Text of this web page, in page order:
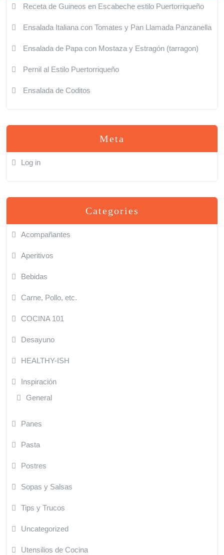
Receta de Guineos en Escabeche estilo Puertorriqueño
Ensalada Italiana con Tomates y Pan Llamada Panzanella
Ensalada de Papa con Mostaza y Estragón (tarragon)
Pernil al Estilo Puertorriqueño
Ensalada de Coditos
Meta
Log in
Categories
Acompañantes
Aperitivos
Bebidas
Carne, Pollo, etc.
COCINA 101
Desayuno
HEALTHY-ISH
Inspiración
General
Panes
Pasta
Postres
Sopas y Salsas
Tips y Trucos
Uncategorized
Utensilios de Cocina